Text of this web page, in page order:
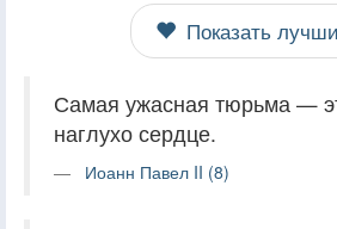
Показать
Самая ужасная тюрьма —
наглухо сердце.
Иоанн Павел II (8)